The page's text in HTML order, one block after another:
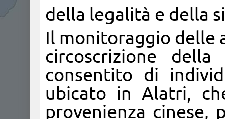
della legalità e della
Il monitoraggio delle
circoscrizione
consentito di
ubicato in Alatri,
provenienza cinese,